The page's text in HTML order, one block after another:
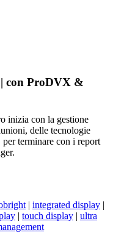
con ProDVX &
inizia con la gestione
delle tecnologie
terminare con i report
| integrated display |
| touch display | ultra